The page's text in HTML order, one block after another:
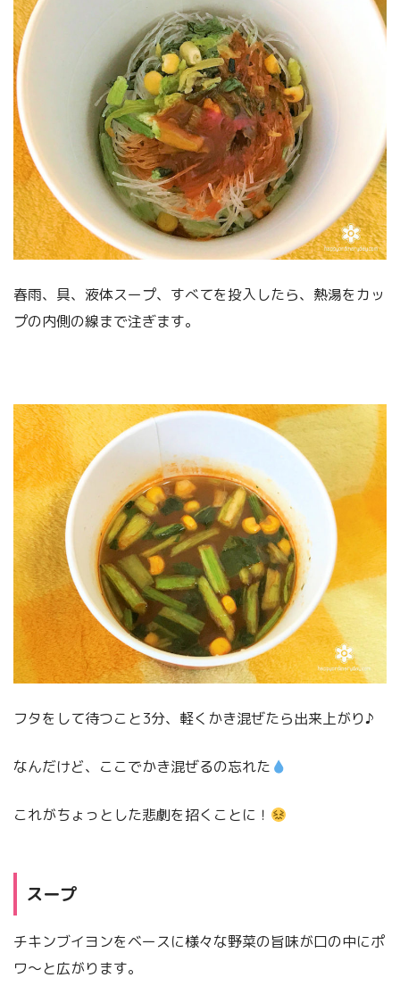
春雨、具、液体スープ、すべてを投入したら、熱湯をカッ
プの内側の線まで注ぎます。
フタをして待つこと3分、軽くかき混ぜたら出来上がり♪
なんだけど、ここでかき混ぜるの忘れた
これがちょっとした悲劇を招くことに！
スープ
チキンブイヨンをベースに様々な野菜の旨味が口の中にポ
ワ～と広がります。